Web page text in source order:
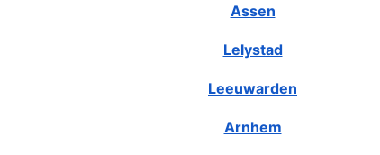
Assen
Lelystad
Leeuwarden
Arnhem